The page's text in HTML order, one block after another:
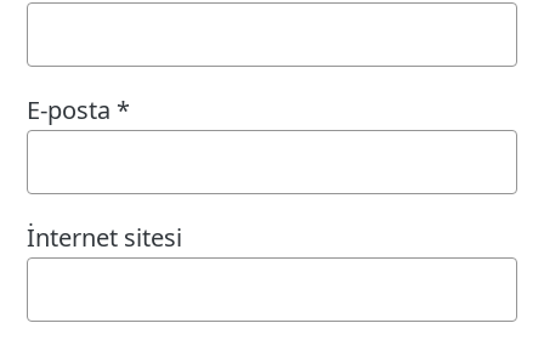
E-posta *
İnternet sitesi